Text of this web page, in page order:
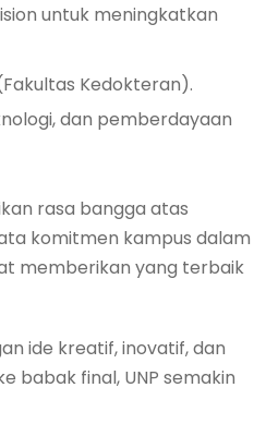
untuk meningkatkan
Kedokteran).
dan pemberdayaan
rasa bangga atas
komitmen kampus dalam
memberikan yang terbaik
ide kreatif, inovatif, dan
babak final, UNP semakin